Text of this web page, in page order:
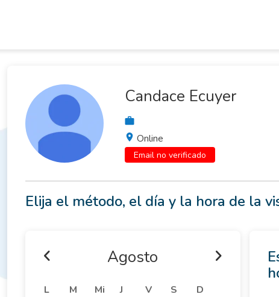
Candace Ecuyer
Online
Email no verificado
Elija el método, el día y la hora de la
Agosto
L M Mi J V S
D